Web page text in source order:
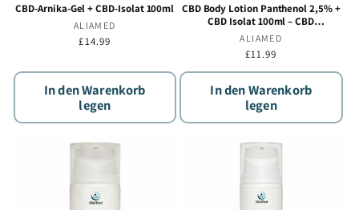
CBD-Arnika-Gel + CBD-Isolat 100ml
ALIAMED
Normaler
£14.99
In den Warenkorb
legen
CBD Body Lotion Panthenol 2,5% +
CBD Isolat 100ml – CBD
Feuchtigkeitscreme
ALIAMED
Normaler
£11.99
In den Warenkorb
legen